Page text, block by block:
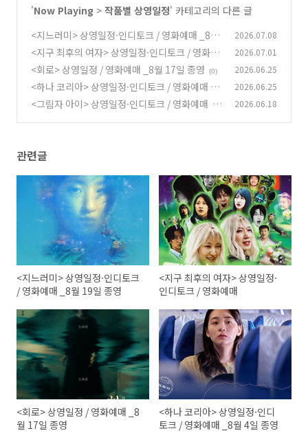
'Now Playing > 작품별 상영일정' 카테고리의 다른 글
<지느러미> 상영일정·인디토크 / 영화예매 _8월
19일 종영 (0)
2026.07.08
<지구 최후의 여자> 상영일정·인디토크 / 영화예
매
(0)
2026.07.01
<회로> 상영일정 / 영화예매 _8월 17일 종영 (0) 2026.06.25
<하나 코리아> 상영일정·인디토크 / 영화예매 _
8월 4일 종영 (0)
2026.06.25
<그림자 아이> 상영일정·인디토크 / 영화예매 2026.06.18
관련글
<지느러미> 상영일정·인디토크
/ 영화예매 _8월 19일 종영
<지구 최후의 여자> 상영일정·
인디토크 / 영화예매
<회로> 상영일정 / 영화예매 _8
월 17일 종영
<하나 코리아> 상영일정·인디
토크 / 영화예매 _8월 4일 종영